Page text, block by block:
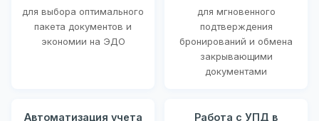
для выбора оптимального
пакета документов и
экономии на ЭДО
для мгновенного
подтверждения
бронирований и обмена
закрывающими
документами
Автоматизация учета
Работа с УПД в